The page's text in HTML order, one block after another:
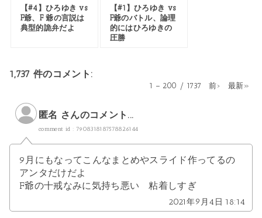
【#4】ひろゆき vs
F爺、F 爺の言説は
典型的詭弁だよ
【#1】ひろゆき vs
F爺のバトル、論理
的にはひろゆきの
圧勝
1,737 件のコメント:
1 – 200 / 1737前› 最新»
匿名 さんのコメント...
comment id : 7908318187578826144
9月にもなってこんなまとめやスライド作ってるの
アンタだけだよ
F爺の十戒なみに気持ち悪い 粘着しすぎ
2021年9月4日 18:14